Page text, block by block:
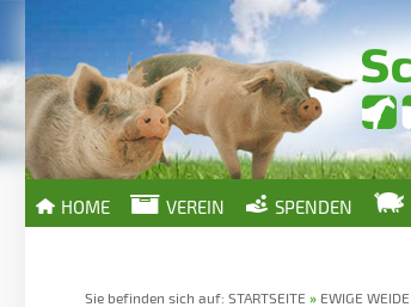
HOME VEREIN SPENDEN
Sie befinden sich auf: STARTSEITE » EWIGE WEIDE